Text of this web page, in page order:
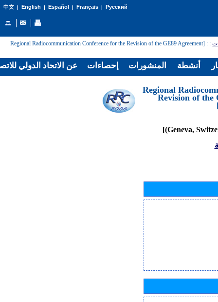
中文| English | Español | Français| Русский
:
: [Regional Radiocommunication Conference for the Revision of the GE89 Agreement
[Regional
Revision of the
عن الاتحاد الدولي إحصاءات المنشورات أنشطة